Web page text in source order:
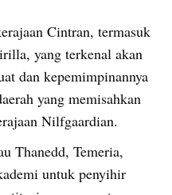
Cintran, termasuk
yang terkenal akan
dan kepemimpinannya
yang memisahkan
Nilfgaardian.
Thanedd, Temeria,
untuk penyihir